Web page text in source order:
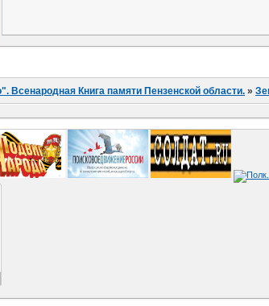
Всенародная Книга памяти Пензенской области. »